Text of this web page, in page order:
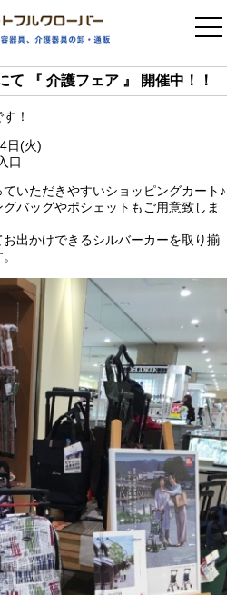
介護用品
・その他
ィットネス
問い合わせ
て 『 介護フェア 』 開催中！！
！
日(火)
口
いただきやすいショッピングカート♪
バッグやポシェットもご用意致しま
出かけできるシルバーカーを取り揃